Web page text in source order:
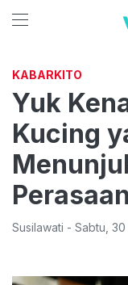
KABARKITO
Yuk
Kucing
Susilawati - Sabtu 30